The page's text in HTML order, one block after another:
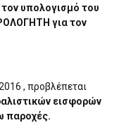
υπολογισμό του
για τον
, προβλέπεται
εισφορών
παροχές.